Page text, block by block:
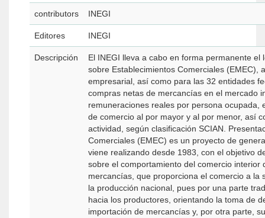
contributors INEGI
Editores INEGI
Descripción
El INEGI lleva a cabo en forma permanente
sobre Establecimientos Comerciales (EMEC),
empresarial, así como para las 32 entidades
compras netas de mercancías en el mercado
remuneraciones reales por persona ocupada,
de comercio al por mayor y al por menor, así
actividad, según clasificación SCIAN. Presentación La Encuesta Mensual sobre Empresas
Comerciales (EMEC) es un proyecto de
viene realizando desde 1983, con el objetivo
sobre el comportamiento del comercio interior de México. Los servicios
mercancías, que proporciona el comercio a
la producción nacional, pues por una parte
hacia los productores, orientando la toma de
importación de mercancías y, por otra parte,